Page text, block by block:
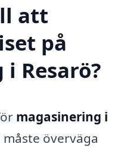
att
på
Resarö?
magasinering i
överväga